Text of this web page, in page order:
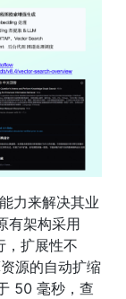
力来解决其业
有架构采用
，扩展性不
源的自动扩缩
50 毫秒，查